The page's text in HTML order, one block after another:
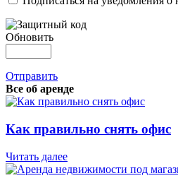
Обновить
Отправить
Все об аренде
Как правильно снять офис
Читать далее